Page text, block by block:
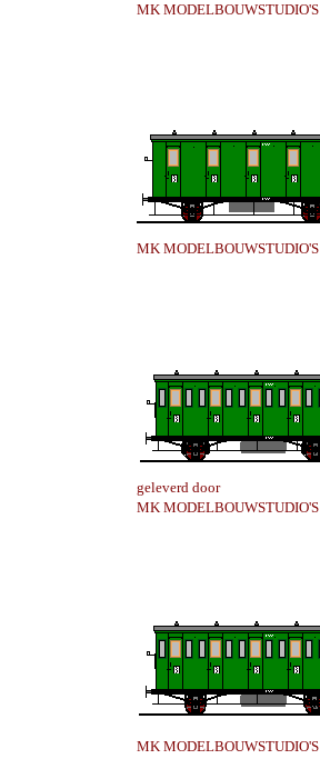
MK MODELBOUWSTUDIO'S
MK MODELBOUWSTUDIO'S
geleverd door
MK MODELBOUWSTUDIO'S
MK MODELBOUWSTUDIO'S